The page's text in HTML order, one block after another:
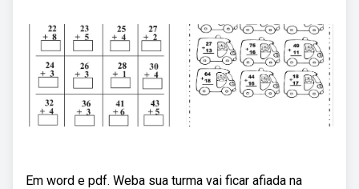
Em word e pdf. Weba sua turma vai ficar afiada na